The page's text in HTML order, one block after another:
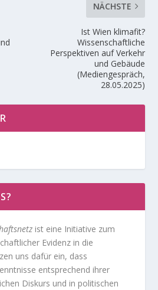
NÄCHSTE
Ist Wien klimafit?
Wissenschaftliche
Perspektiven auf Verkehr
und Gebäude
(Mediengespräch,
28.05.2025)
ist eine Initiative zum
Evidenz in die
uns dafür ein, dass
entsprechend ihrer
Diskurs und in politischen